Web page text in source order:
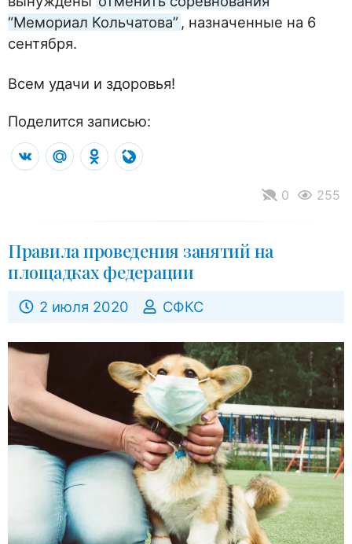
“Мемориал Кольчатова” , назначенные на 6
сентября.
Всем удачи и здоровья!
Поделится записью:
VK Mail.RuOdnoklassniki
0 255
Правила проведения занятий на
площадках федерации
2 июля 2020 СФКС